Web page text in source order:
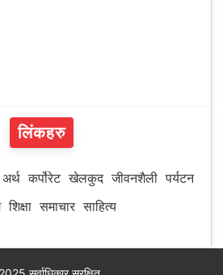
लिंकहरु
अर्थ कर्पोरेट खेलकुद जीवनशैली पर्यटन
शिक्षा समाचार साहित्य